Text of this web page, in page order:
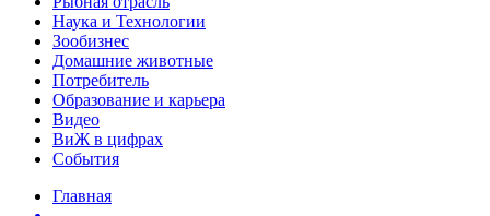
Наука и Технологии
Зообизнес
Домашние животные
Потребитель
Образование и карьера
Видео
ВиЖ в цифрах
События
Главная